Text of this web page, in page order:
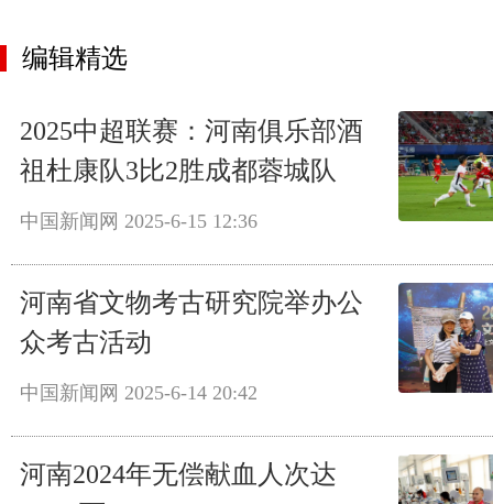
编辑精选
2025中超联赛：河南俱乐部酒
祖杜康队3比2胜成都蓉城队
中国新闻网 2025-6-15 12:36
河南省文物考古研究院举办公
众考古活动
中国新闻网 2025-6-14 20:42
河南2024年无偿献血人次达